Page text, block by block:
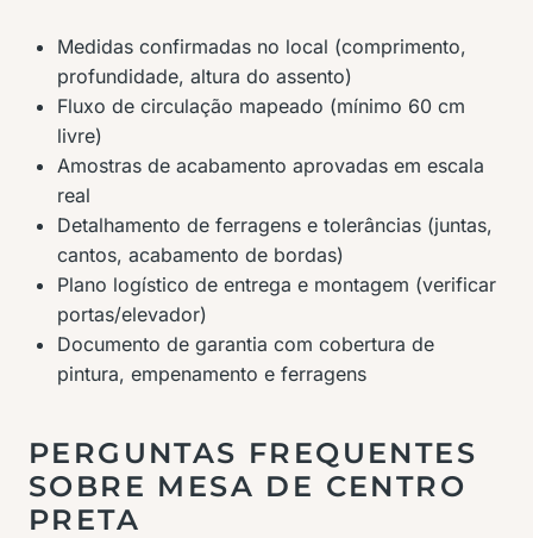
Medidas confirmadas no local (comprimento,
profundidade, altura do assento)
Fluxo de circulação mapeado (mínimo 60 cm
livre)
Amostras de acabamento aprovadas em escala
real
Detalhamento de ferragens e tolerâncias (juntas,
cantos, acabamento de bordas)
Plano logístico de entrega e montagem (verificar
portas/elevador)
Documento de garantia com cobertura de
pintura, empenamento e ferragens
PERGUNTAS FREQUENTES
SOBRE MESA DE CENTRO
PRETA